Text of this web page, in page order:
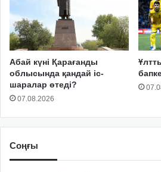
Абай күні Қарағанды
облысында қандай іс-
шаралар өтеді?
07.08.2026
Соңғы